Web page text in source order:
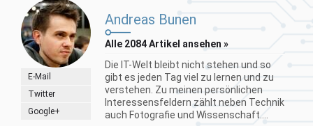
E-Mail
Twitter
Google+
Andreas Bunen
Alle 2084 Artikel ansehen »
Die IT-Welt bleibt nicht stehen und so
gibt es jeden Tag viel zu lernen und zu
verstehen. Zu meinen persönlichen
Interessensfeldern zählt neben Technik
auch Fotografie und Wissenschaft....